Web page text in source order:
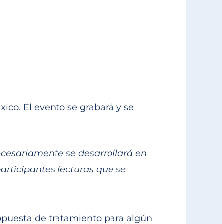
El evento se grabará y se
se desarrollará en
lecturas que se
de tratamiento para algún